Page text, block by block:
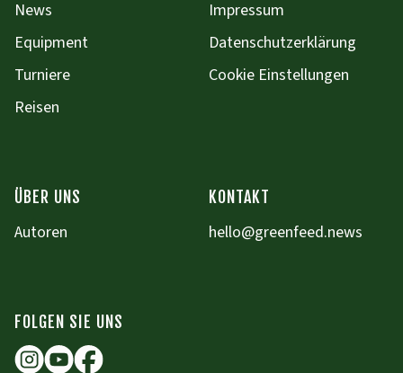
News
Equipment
Turniere
Reisen
Impressum
Datenschutzerklärung
Cookie Einstellungen
ÜBER UNS
Autoren
KONTAKT
hello@greenfeed.news
FOLGEN SIE UNS